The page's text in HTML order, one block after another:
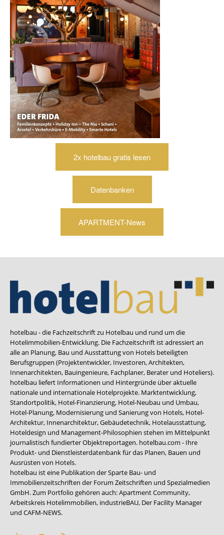
2x hotelbau gratis lesen
Datenbanken
APARTMENT-News
hotelbau - die Fachzeitschrift zu Hotelbau und rund um die
Hotelimmobilien-Entwicklung. Die Fachzeitschrift ist adressiert an
alle an Planung, Bau und Ausstattung von Hotels beteiligten
Berufsgruppen (Projektentwickler, Investoren, Architekten,
Innenarchitekten, Bauingenieure, Fachplaner, Berater und Hoteliers).
hotelbau liefert Informationen und Hintergründe über aktuelle
nationale und internationale Hotelprojekte. Marktentwicklung,
Standortpolitik, Hotel-Finanzierung, Hotel-Neubau und Umbau,
Hotel-Planung, Modernisierung und Sanierung von Hotels, Hotel-
Architektur, Innenarchitektur, Gebäudetechnik, Hotelausstattung,
Hoteldesign und Management-Philosophien stehen im Mittelpunkt
journalistisch fundierter Objektreportagen. hotelbau.com - Ihre
Produkt- und Dienstleisterdatenbank für das Planen, Bauen und
Ausrüsten von Hotels.
hotelbau ist eine Publikation der Sparte Bau- und
Immobilienzeitschriften der Forum Zeitschriften und Spezialmedien
GmbH. Zum Portfolio gehören auch:Apartment Community,
Arbeitskreis Hotelimmobilien, industrieBAU, Der Facility Manager
und CAFM-NEWS.